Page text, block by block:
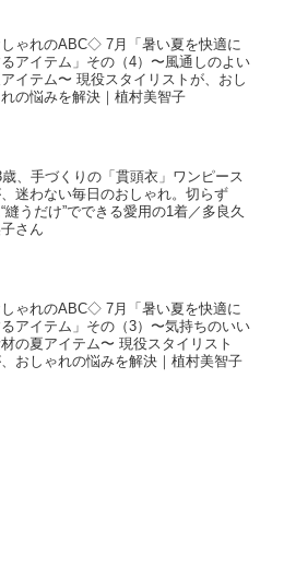
しゃれのABC◇ 7月「暑い夏を快適に
アイテム」その（4）〜風通しのよい
イテム〜 現役スタイリストが、おし
れの悩みを解決｜植村美智子
歳、手づくりの「貫頭衣」ワンピース
迷わない毎日のおしゃれ。切らず
縫うだけ”でできる愛用の1着／多良久
さん
しゃれのABC◇ 7月「暑い夏を快適に
アイテム」その（3）〜気持ちのいい
の夏アイテム〜 現役スタイリスト
おしゃれの悩みを解決｜植村美智子